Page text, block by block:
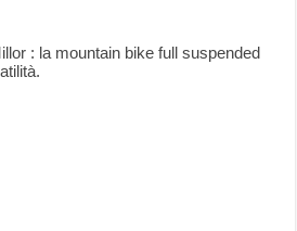
: la mountain bike full suspended